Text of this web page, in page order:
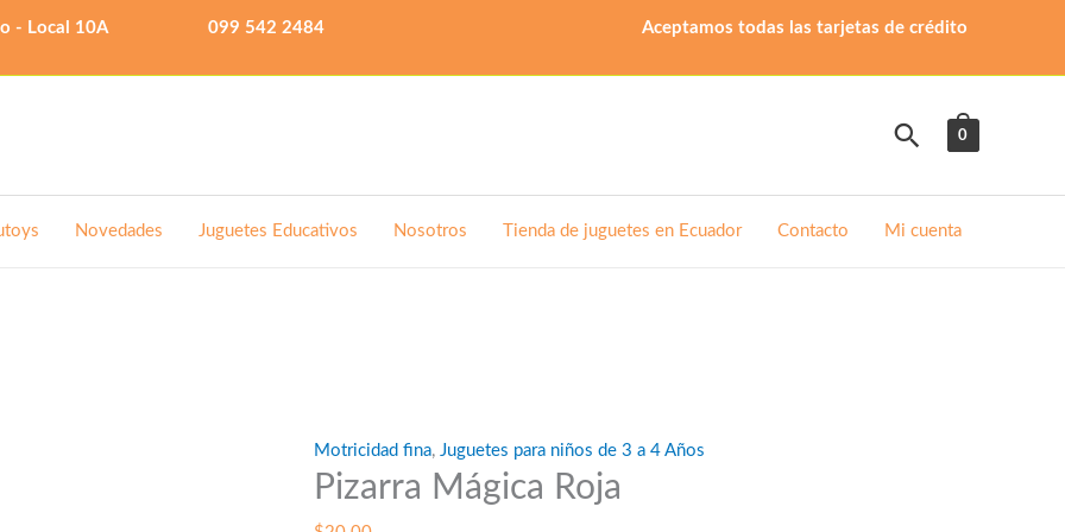
- Local 10A 099 542 2484 Aceptamos todas las tarjetas de crédito
Buscar
0
Novedades Juguetes Educativos Nosotros Tienda de juguetes en Ecuador Contacto Mi cuenta
Motricidad fina, Juguetes para niños de 3 a 4 Años
Pizarra Mágica Roja